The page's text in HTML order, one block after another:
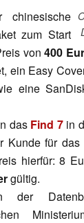
zum Start
von400
ein Easy
eine
das Find 7in
für das
hierfür: 8
gültig.
der